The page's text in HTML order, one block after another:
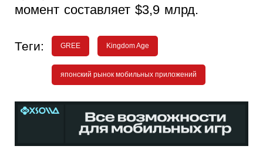
момент составляет $3,9 млрд.
Теги: GREE Kingdom Age
японский рынок мобильных приложений